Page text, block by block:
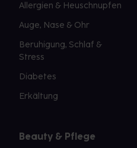
Allergien & Heuschnupfen
Auge, Nase & Ohr
Beruhigung, Schlaf &
Stress
Diabetes
Erkältung
Beauty & Pflege